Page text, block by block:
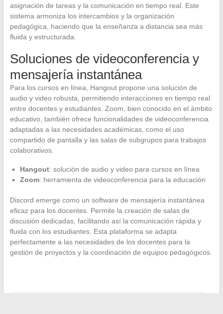
asignación de tareas y la comunicación en tiempo real. Este
sistema armoniza los intercambios y la organización
pedagógica, haciendo que la enseñanza a distancia sea más
fluida y estructurada.
Soluciones de videoconferencia y
mensajería instantánea
Para los cursos en línea, Hangout propone una solución de
audio y video robusta, permitiendo interacciones en tiempo real
entre docentes y estudiantes. Zoom, bien conocido en el ámbito
educativo, también ofrece funcionalidades de videoconferencia
adaptadas a las necesidades académicas, como el uso
compartido de pantalla y las salas de subgrupos para trabajos
colaborativos.
Hangout: solución de audio y video para cursos en línea
Zoom: herramienta de videoconferencia para la educación
Discord emerge como un software de mensajería instantánea
eficaz para los docentes. Permite la creación de salas de
discusión dedicadas, facilitando así la comunicación rápida y
fluida con los estudiantes. Esta plataforma se adapta
perfectamente a las necesidades de los docentes para la
gestión de proyectos y la coordinación de equipos pedagógicos.